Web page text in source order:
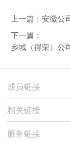
上一篇：安徽公
下一篇：
乡城（得荣）公
成员链接
相关链接
服务链接